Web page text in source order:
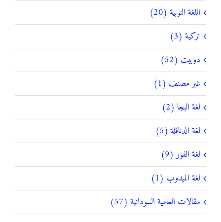
اللغة النوبية (20)
تركية (3)
دوبيت (52)
غير مصنف (1)
لغة البجا (2)
لغة الدناقلة (5)
لغة الفور (9)
لغة الميدوب (1)
مقالات العامية السودانية (57)